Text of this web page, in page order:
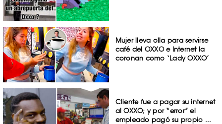
Mujer lleva olla para servirse
café del OXXO e Internet la
coronan como ‘Lady OXXO’
Cliente fue a pagar su internet
al OXXO; y por “error” el
empleado pagó su propio ...